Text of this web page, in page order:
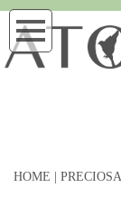
HOME | PRECIOSA